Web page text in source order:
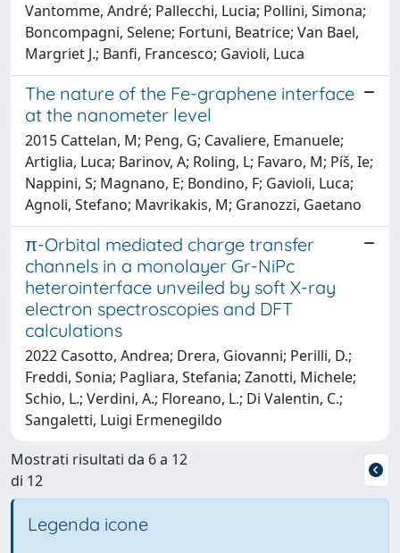
Vantomme, André; Pallecchi, Lucia; Pollini, Simona;
Boncompagni, Selene; Fortuni, Beatrice; Van Bael,
Margriet J.; Banfi, Francesco; Gavioli, Luca
The nature of the Fe-graphene interface
at the nanometer level
2015 Cattelan, M; Peng, G; Cavaliere, Emanuele;
Artiglia, Luca; Barinov, A; Roling, L; Favaro, M; Píš, Ie;
Nappini, S; Magnano, E; Bondino, F; Gavioli, Luca;
Agnoli, Stefano; Mavrikakis, M; Granozzi, Gaetano
π-Orbital mediated charge transfer
channels in a monolayer Gr-NiPc
heterointerface unveiled by soft X-ray
electron spectroscopies and DFT
calculations
2022 Casotto, Andrea; Drera, Giovanni; Perilli, D.;
Freddi, Sonia; Pagliara, Stefania; Zanotti, Michele;
Schio, L.; Verdini, A.; Floreano, L.; Di Valentin, C.;
Sangaletti, Luigi Ermenegildo
Mostrati risultati da 6 a 12
di 12
Legenda icone